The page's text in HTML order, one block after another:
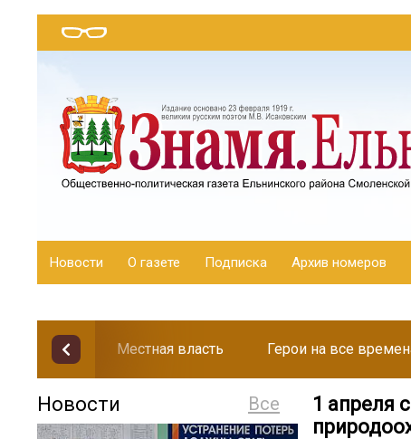
Новости О газете Подписка Архив номеров
Местная власть Герои на все
Все
Новости
1 апреля